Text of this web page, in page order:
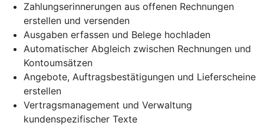
Zahlungserinnerungen aus offenen Rechnungen
erstellen und versenden
Ausgaben erfassen und Belege hochladen
Automatischer Abgleich zwischen Rechnungen und
Kontoumsätzen
Angebote, Auftragsbestätigungen und Lieferscheine
erstellen
Vertragsmanagement und Verwaltung
kundenspezifischer Texte